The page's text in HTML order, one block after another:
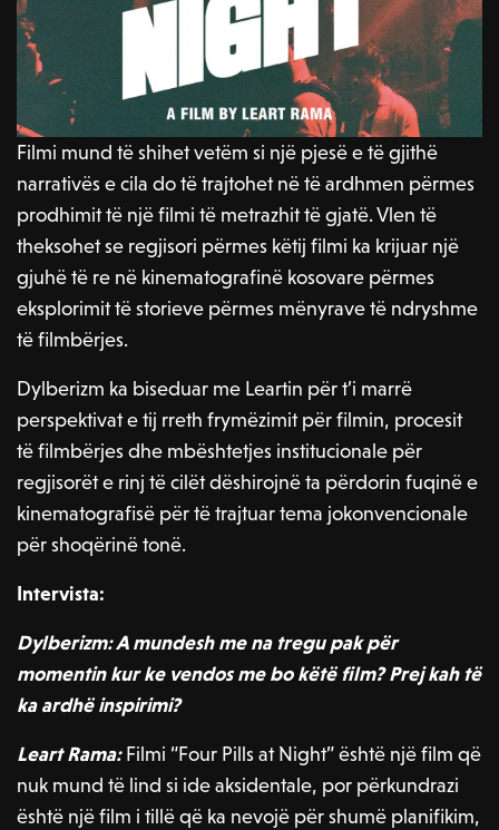
Filmi mund të shihet vetëm si një pjesë e të gjithë
narrativës e cila do të trajtohet në të ardhmen përmes
prodhimit të një filmi të metrazhit të gjatë. Vlen të
theksohet se regjisori përmes këtij filmi ka krijuar një
gjuhë të re në kinematografinë kosovare përmes
eksplorimit të storieve përmes mënyrave të ndryshme
të filmbërjes.
Dylberizm ka biseduar me Leartin për t’i marrë
perspektivat e tij rreth frymëzimit për filmin, procesit
të filmbërjes dhe mbështetjes institucionale për
regjisorët e rinj të cilët dëshirojnë ta përdorin fuqinë e
kinematografisë për të trajtuar tema jokonvencionale
për shoqërinë tonë.
Intervista:
Dylberizm: A mundesh me na tregu pak për
momentin kur ke vendos me bo këtë film? Prej kah të
ka ardhë inspirimi?
Leart Rama:Filmi “Four Pills at Night” është një film që
nuk mund të lind si ide aksidentale, por përkundrazi
është një film i tillë që ka nevojë për shumë planifikim,